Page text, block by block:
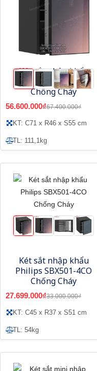
Két sắt nhập khẩu
Philips SBX501-7CO
Chống Cháy
56.600.000₫67.400.000₫
KT: C71 x R46 x S55 cm
TL: 111,1kg
Két sắt nhập khẩu
Philips SBX501-4CO
Chống Cháy
27.699.000₫33.000.000₫
KT: C45 x R37 x S51 cm
TL: 54kg